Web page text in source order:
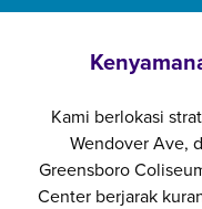
Kami berlokasi
Wendover Ave,
Greensboro
Center berjarak